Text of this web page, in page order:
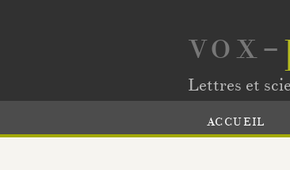
vox-
Lettres et
ACCUEIL